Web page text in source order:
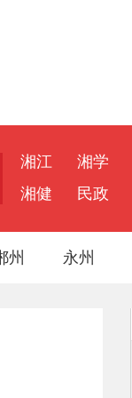
湘江 湘学
湘健
民政
州 永州